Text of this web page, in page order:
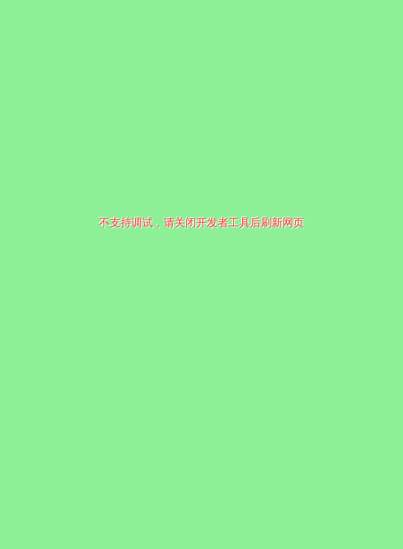
不支持调试，请关闭开发者工具后刷新网页